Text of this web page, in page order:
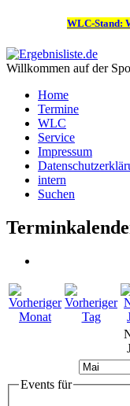
WLC-Stand:
Willkommen auf der
Home
Termine
WLC
Service
Impressum
intern
Suchen
Events für